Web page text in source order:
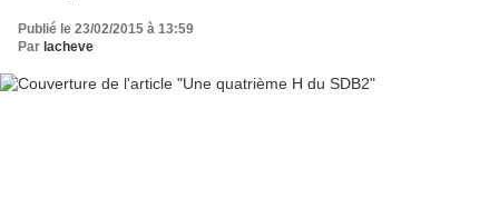
Publié le 23/02/2015 à 13:59
Par lacheve